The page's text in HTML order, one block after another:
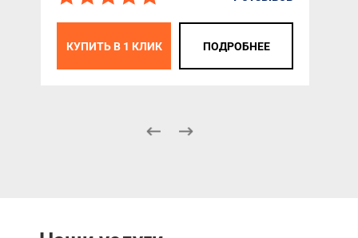
КУПИТЬ В 1 КЛИК ПОДРОБНЕЕ